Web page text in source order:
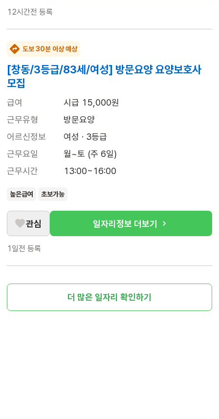
12시간전 등록
도보 30분 이상 예상
[창동/3등급/83세/여성] 방문요양 요양보호사
모집
급여
시급 15,000원
근무유형
방문요양
어르신정보
여성 · 3등급
근무요일
월~토 (주 6일)
근무시간
13:00~16:00
높은급여 초보가능
관심 일자리정보 더보기
1일전 등록
더 많은 일자리 확인하기